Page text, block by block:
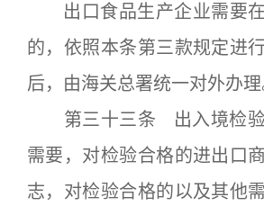
出口食品生产企业需要在
的，依照本条第三款规定进
后，由海关总署统一对外办理
第三十三条 出入境检验
需要，对检验合格的进出口
志，对检验合格的以及其他